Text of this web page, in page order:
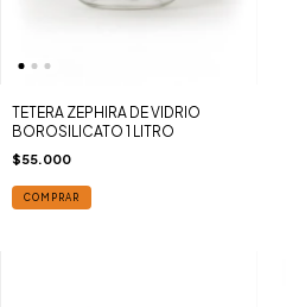
TETERA ZEPHIRA DE VIDRIO
BOROSILICATO 1 LITRO
$55.000
COMPRAR